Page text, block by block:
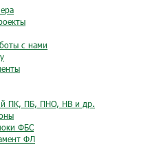
с нами
ПК, ПБ, ПНО, НВ и др.
ФБС
ФЛ